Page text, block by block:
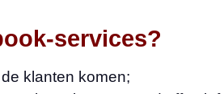
services?
klanten komen;